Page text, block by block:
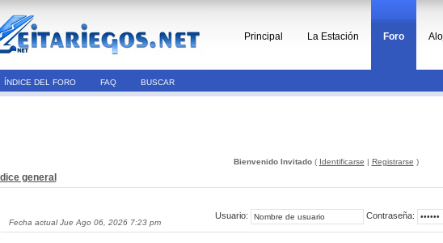
Principal La Estación Foro
ÍNDICE DEL FORO FAQ BUSCAR
Bienvenido Invitado( Identificarse | Registrarse )
general
Fecha actual Jue Ago 06, 2026 7:23 pm
Usuario: Contraseña: